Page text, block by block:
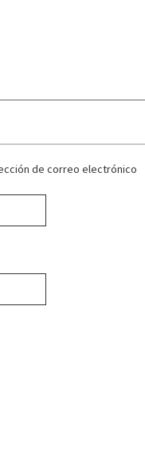
de correo electrónico